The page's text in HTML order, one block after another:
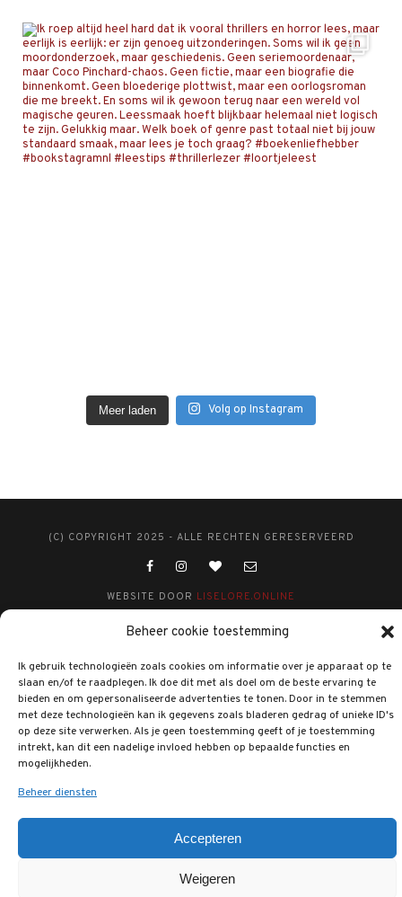
Beheer cookie toestemming
Ik gebruik technologieën zoals cookies om informatie over je apparaat op te
slaan en/of te raadplegen. Ik doe dit met als doel om de beste ervaring te
bieden en om gepersonaliseerde advertenties te tonen. Door in te stemmen
met deze technologieën kan ik gegevens zoals bladeren gedrag of unieke ID's
op deze site verwerken. Als je geen toestemming geeft of je toestemming
intrekt, kan dit een nadelige invloed hebben op bepaalde functies en
mogelijkheden.
Beheer diensten
Accepteren
Weigeren
Meer laden Volg op Instagram
(C) COPYRIGHT 2025 - ALLE RECHTEN GERESERVEERD
WEBSITE DOOR LISELORE.ONLINE